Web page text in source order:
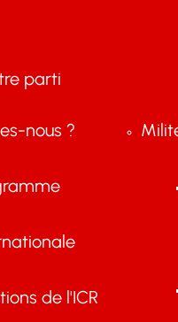
parti
nous ?
de l'ICR